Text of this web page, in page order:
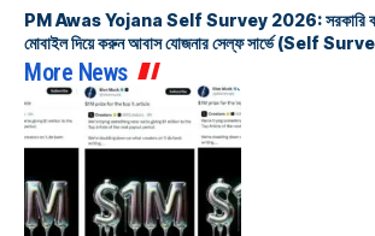
PM Awas Yojana Self Survey 2026: সরকারি
মোবাইল দিয়ে করুন আবাস যোজনার সেল্ফ সার্ভে (Self
More News